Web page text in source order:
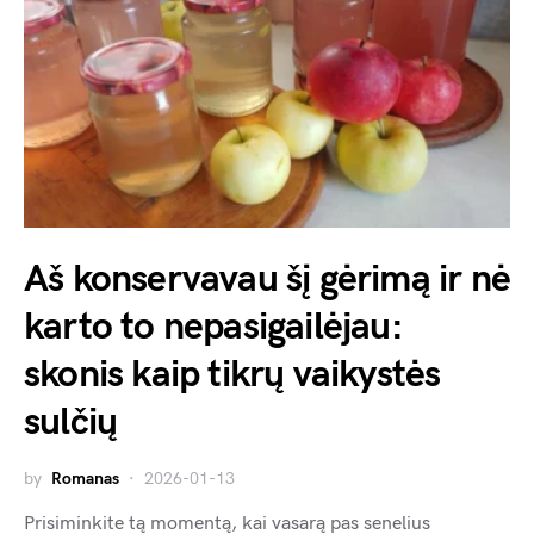
Aš konservavau šį gėrimą ir nė
karto to nepasigailėjau:
skonis kaip tikrų vaikystės
sulčių
by Romanas 2026-01-13
Prisiminkite tą momentą, kai vasarą pas senelius